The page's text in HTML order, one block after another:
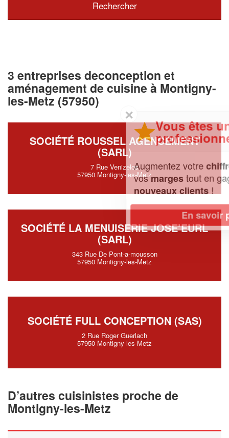
3 entreprises deconception et
aménagement de cuisine à Montigny-
les-Metz (57950)
SOCIÉTÉ ROUSSEL AGENCEMENT
(SARL)
7 Rue Venizelos
57950 Montigny-les-Metz
SOCIÉTÉ LA MENUISERIE JOSE’EURL
(SARL)
343 Rue De Pont-a-mousson
57950 Montigny-les-Metz
SOCIÉTÉ FULL CONCEPTION (SAS)
2 Rue Roger Guerlach
57950 Montigny-les-Metz
D’autres cuisinistes proche de
Montigny-les-Metz
Vous êtes un
professionnel ?
Augmentez votrechiffre d'affaireset
vosmargestout en gagnant de
nouveaux clients!